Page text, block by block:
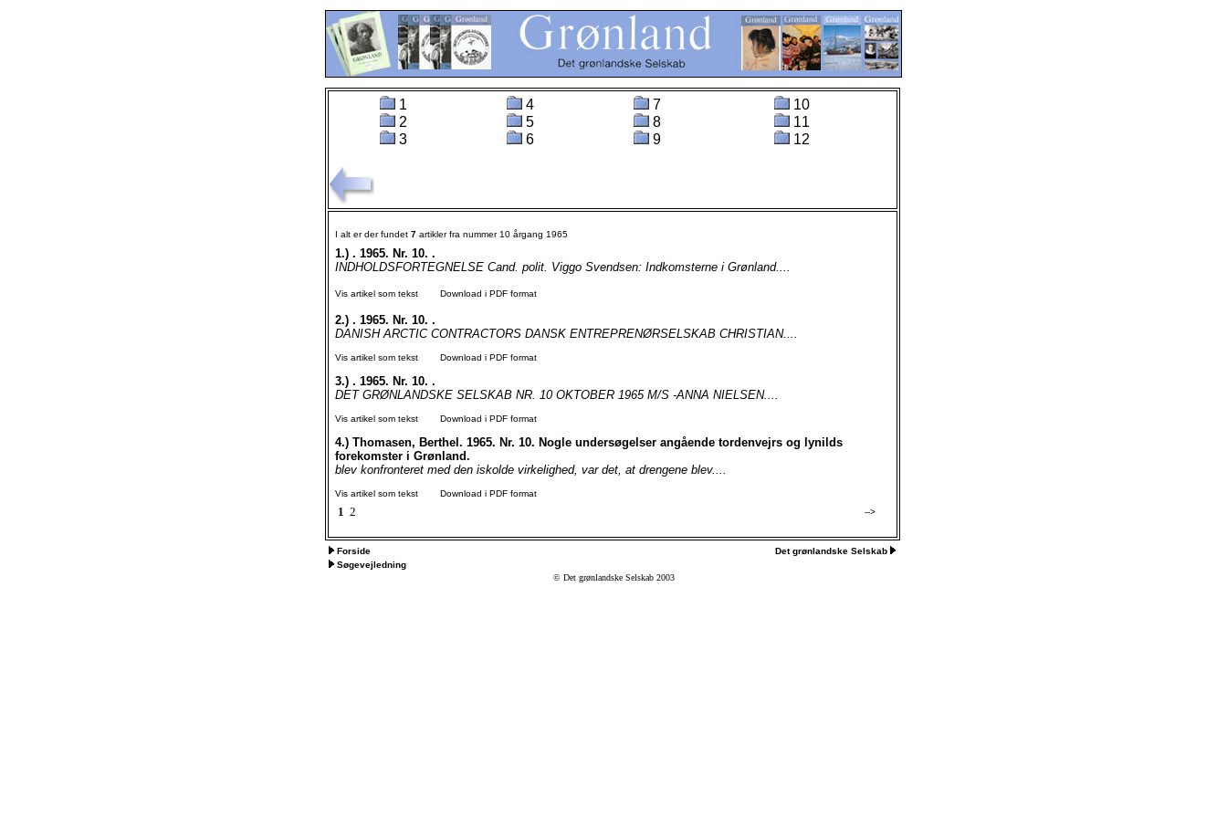
1
2
3
4
5
6
7
8
9
10
11
12
I alt er der fundet 7 artikler fra nummer 10 årgang 1965
1.) . 1965. Nr. 10. .
INDHOLDSFORTEGNELSE Cand. polit. Viggo Svendsen: Indkomsterne i Grønland....
Vis artikel som tekst Download i PDF format
2.) . 1965. Nr. 10. .
DANISH ARCTIC CONTRACTORS DANSK ENTREPRENØRSELSKAB CHRISTIAN....
Vis artikel som tekst Download i PDF format
3.) . 1965. Nr. 10. .
DET GRØNLANDSKE SELSKAB NR. 10 OKTOBER 1965 M/S -ANNA NIELSEN....
Vis artikel som tekst Download i PDF format
4.) Thomasen, Berthel. 1965. Nr. 10. Nogle undersøgelser angående tordenvejrs og lynilds
forekomster i Grønland.
blev konfronteret med den iskolde virkelighed, var det, at drengene blev....
Vis artikel som tekst Download i PDF format
1 2 -->
Forside
Det grønlandske Selskab
Søgevejledning
© Det grønlandske Selskab 2003